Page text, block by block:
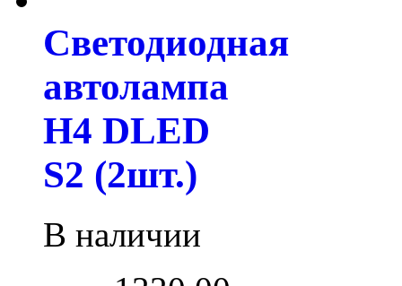
Светодиодная
автолампа
H4 DLED
S2 (2шт.)
В наличии